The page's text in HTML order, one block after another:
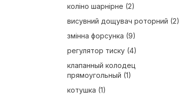
коліно шарнірне (2)
висувний дощувач роторний (2)
змінна форсунка (9)
регулятор тиску (4)
клапанный колодец
прямоугольный (1)
котушка (1)